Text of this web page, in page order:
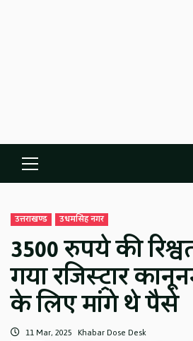
Primary
Menu
उत्तराखण्ड उधमसिंह नगर
3500 रुपये की
गया रजिस्ट्रार
के लिए मांगे थे पैसे
11 Mar, 2025 Khabar Dose Desk